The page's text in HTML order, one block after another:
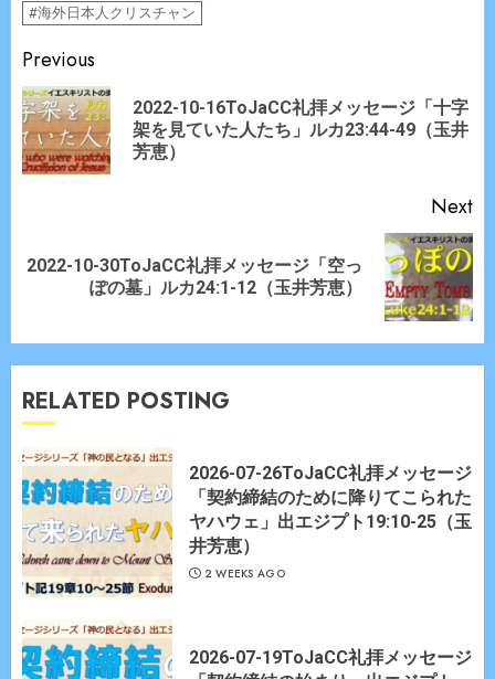
#海外日本人クリスチャン
Continue
Reading
Previous
2022-10-16ToJaCC礼拝メッセージ「十字
架を見ていた人たち」ルカ23:44-49（玉井
芳恵）
Next
Next
2022-10-30ToJaCC礼拝メッセージ「空っ
ぽの墓」ルカ24:1-12（玉井芳恵）
RELATED POSTING
2026-07-26ToJaCC礼拝メッセージ
「契約締結のために降りてこられた
ヤハウェ」出エジプト19:10-25（玉
井芳恵）
2 WEEKS AGO
2026-07-19ToJaCC礼拝メッセージ